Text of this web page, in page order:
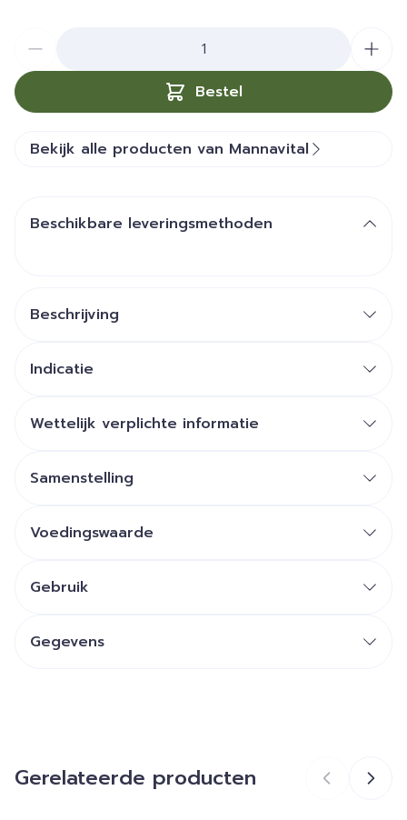
Bestel
Bekijk alle producten van Mannavital
Beschikbare leveringsmethoden
Beschrijving
Indicatie
Wettelijk verplichte informatie
Samenstelling
Voedingswaarde
Gebruik
Gegevens
Merken Mannavital
Gerelateerde producten